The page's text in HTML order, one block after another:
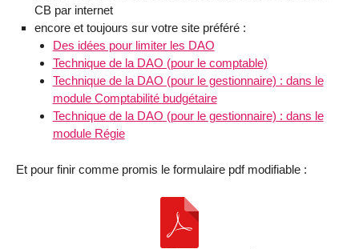
CB par internet
encore et toujours sur votre site préféré :
Des idées pour limiter les DAO
Technique de la DAO (pour le comptable)
Technique de la DAO (pour le gestionnaire) : dans le
module Comptabilité budgétaire
Technique de la DAO (pour le gestionnaire) : dans le
module Régie
Et pour finir comme promis le formulaire pdf modifiable :